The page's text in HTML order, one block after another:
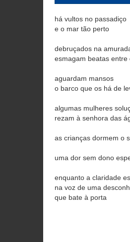
há vultos no passadiço
e o mar tão perto
debruçados na
esmagam beatas entre
aguardam mansos
o barco que os há de
algumas mulheres
rezam à senhora das
as crianças dormem o
uma dor sem dono
enquanto a claridade
na voz de uma
que bate à porta